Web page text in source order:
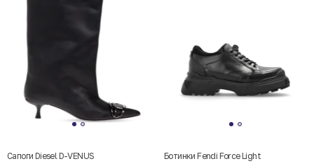
Сапоги Diesel D-VENUS Ботинки Fendi Force Light